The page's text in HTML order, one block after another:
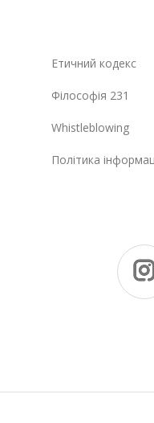
Етичний кодекс
Філософія 231
Whistleblowing
Політика